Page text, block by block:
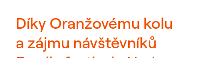
Díky Oranžovému kolu
a zájmu návštěvníků